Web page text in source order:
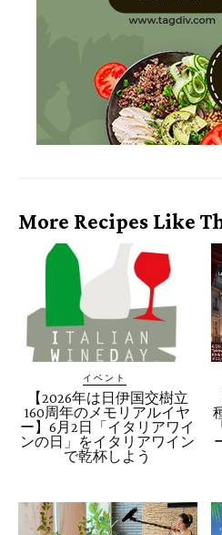
More Recipes Like
イベント
【2026年は日伊国交樹立
160周年のメモリアルイヤ
ー】6月2日「イタリアワイ
ンの日」をイタリアワイン
で乾杯しよう